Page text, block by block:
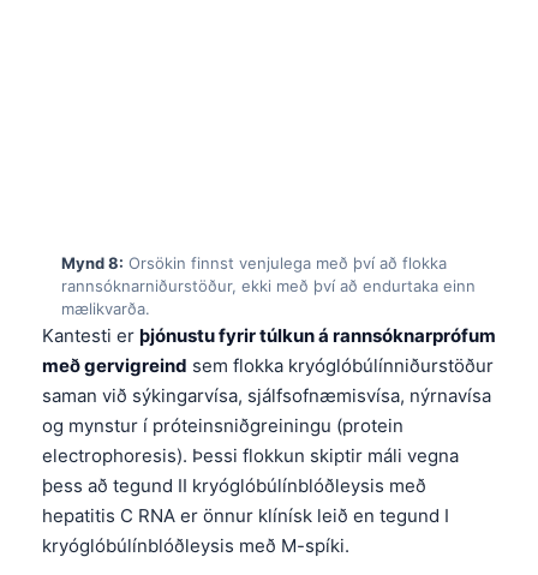
með gervigreind sem flokka kryóglóbúlínniðurstöður
saman við sýkingarvísa, sjálfsofnæmisvísa, nýrnavísa
og mynstur í próteinsniðgreiningu (protein
electrophoresis). Þessi flokkun skiptir máli vegna
þess að tegund II kryóglóbúlínblóðleysis með
hepatitis C RNA er önnur klínísk leið en tegund I
kryóglóbúlínblóðleysis með M-spíki.
Dammacco og Sansonno lýstu hepatitis C veiru-
tengdu kryóglóbúlínæðabólgu sem altækum
ónæmisfléttusjúkdómi, ekki bara vandamáli í lifur
Српски језик
Svenska
Bosanski
Azərbaycan dili
Eesti
日本語
Čeština